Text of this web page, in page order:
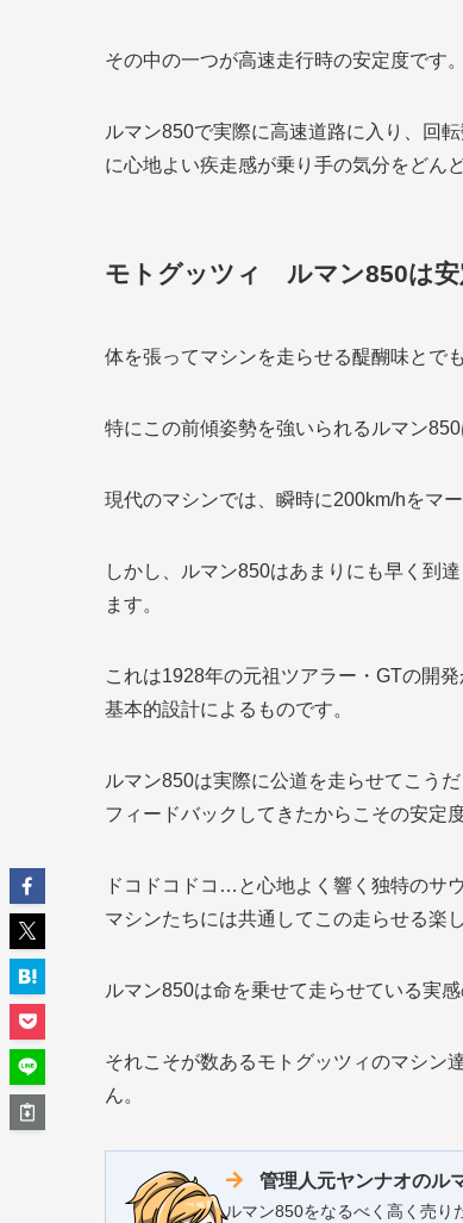
その中の一つが高速走行時の安定度です。
ルマン850で実際に高速道路に入り、回
に心地よい疾走感が乗り手の気分をどん
モトグッツィ ルマン850は安
体を張ってマシンを走らせる醍醐味とで
特にこの前傾姿勢を強いられるルマン
現代のマシンでは、瞬時に200km/hをマ
しかし、ルマン850はあまりにも早く到
ます。
これは1928年の元祖ツアラー・GTの開
基本的設計によるものです。
ルマン850は実際に公道を走らせてこう
フィードバックしてきたからこその安定度
ドコドコドコ…と心地よく響く独特のサ
マシンたちには共通してこの走らせる楽
ルマン850は命を乗せて走らせている実感
それこそが数あるモトグッツィのマシン
ん。
管理人元ヤンナオのル
ルマン850をなるべく高く売